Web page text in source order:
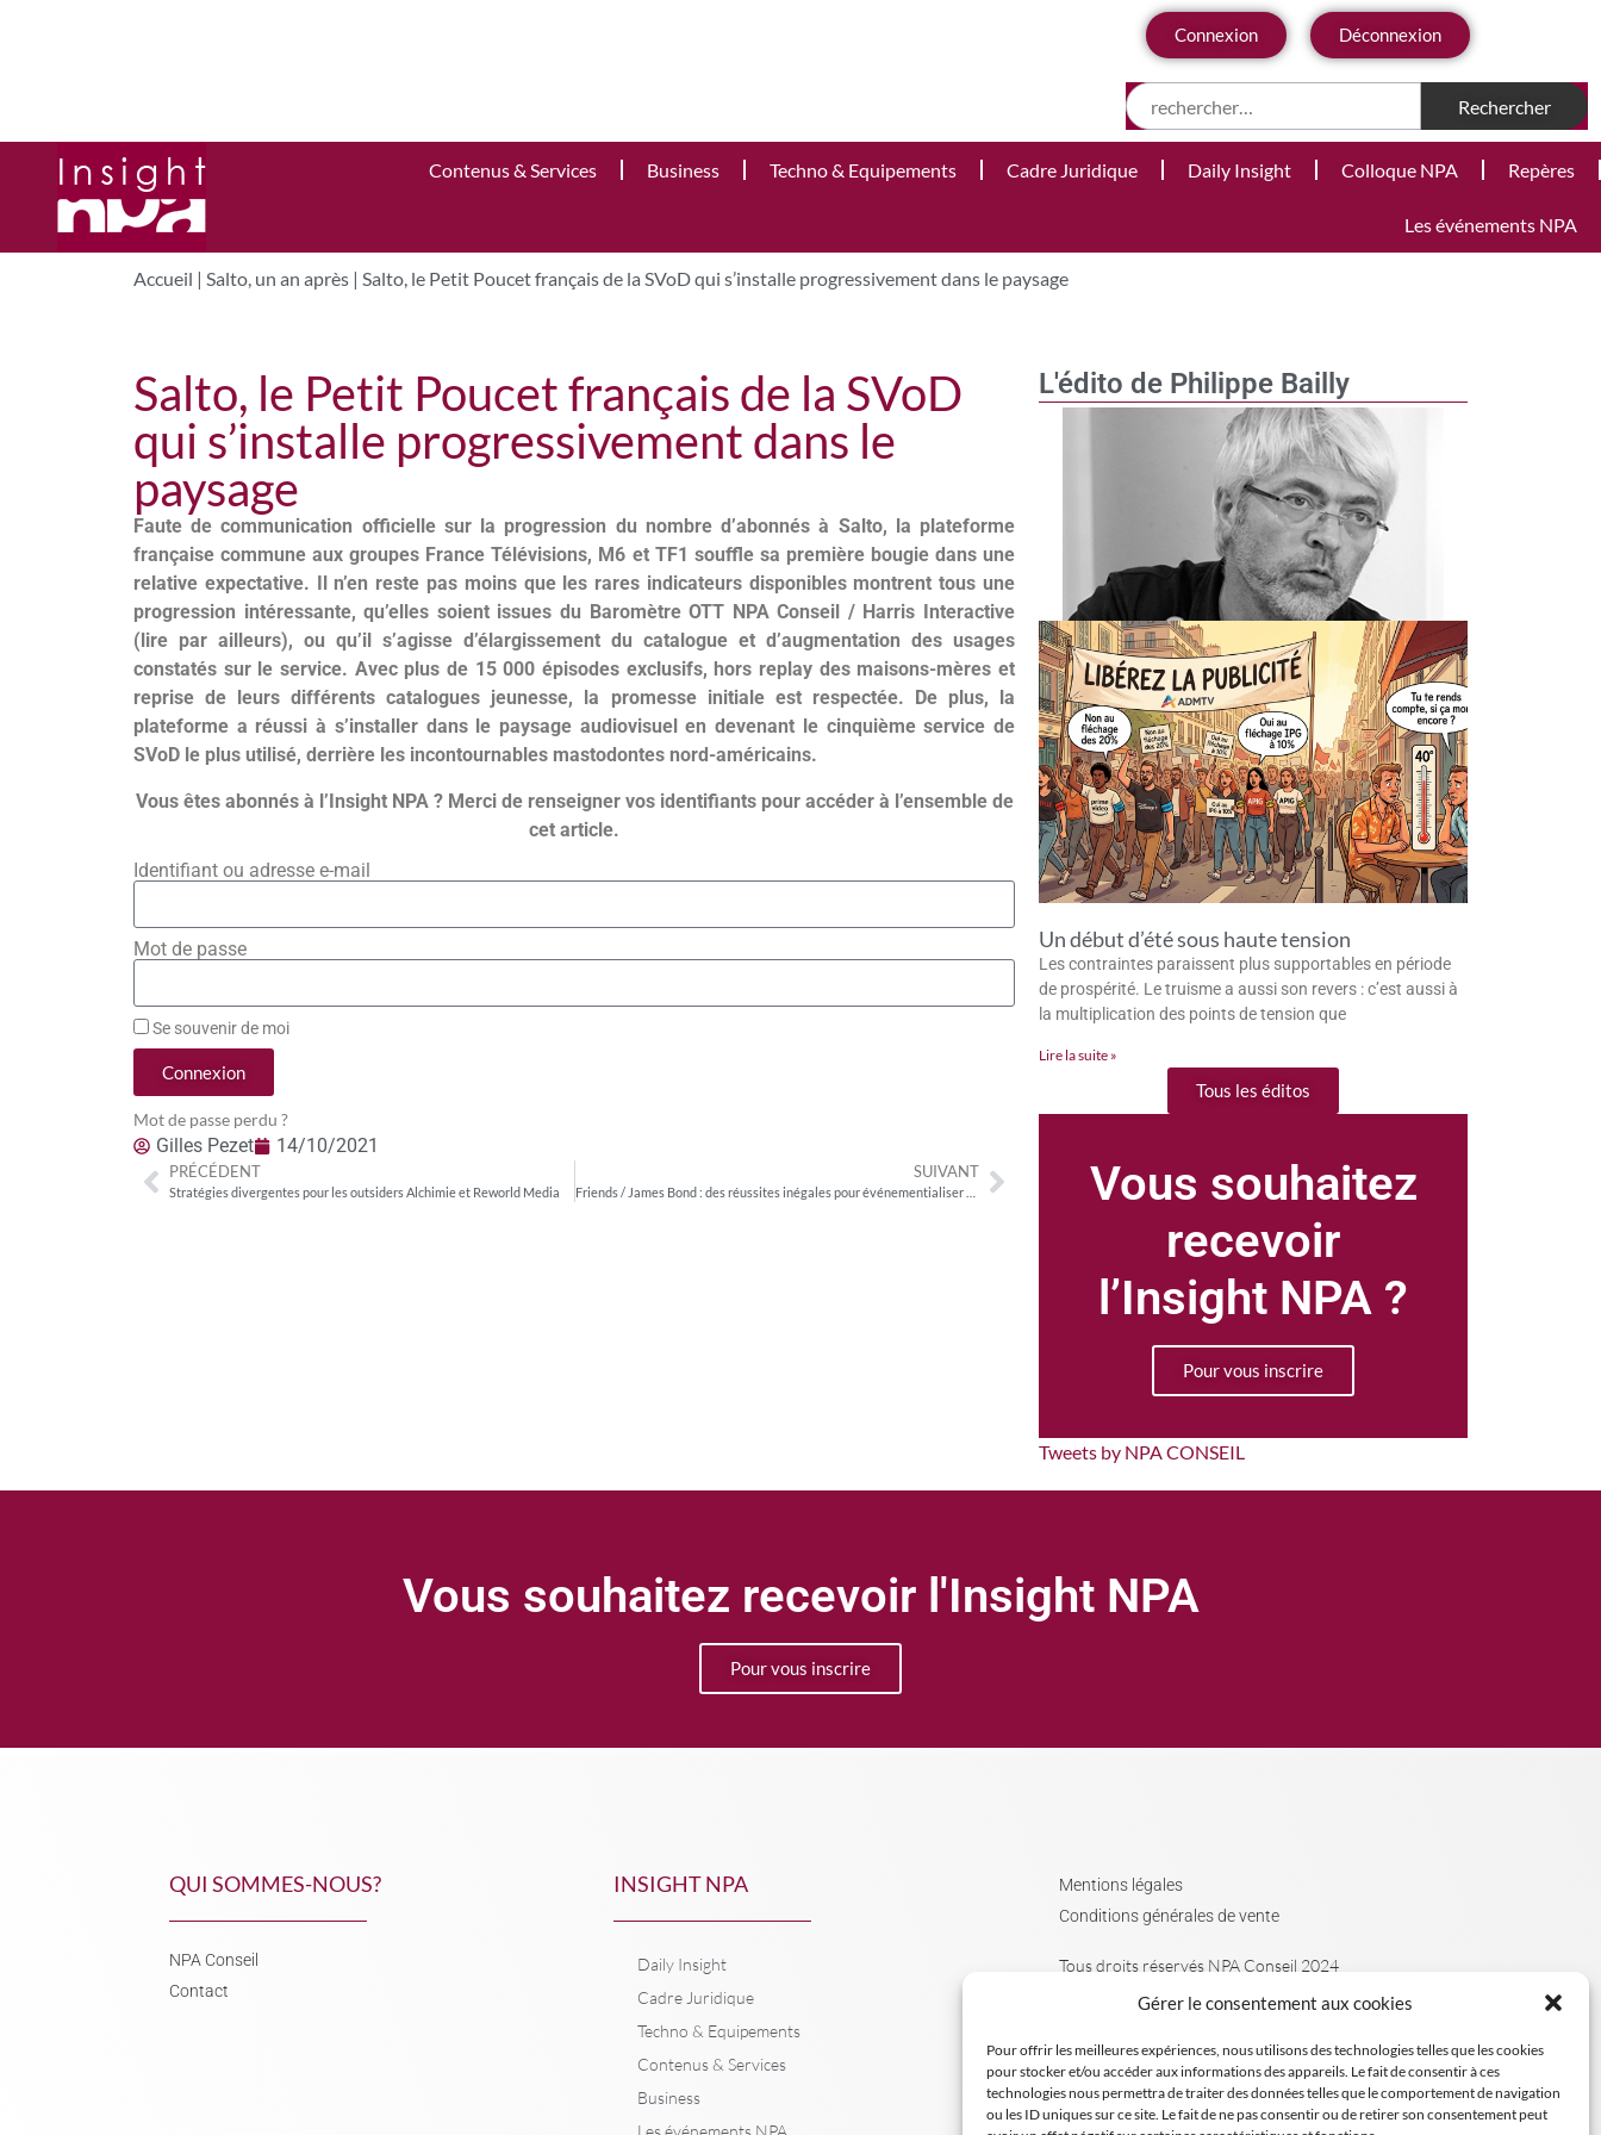
Gérer le consentement aux cookies
Pour offrir les meilleures expériences, nous utilisons des technologies telles que les cookies
pour stocker et/ou accéder aux informations des appareils. Le fait de consentir à ces
technologies nous permettra de traiter des données telles que le comportement de navigation
ou les ID uniques sur ce site. Le fait de ne pas consentir ou de retirer son consentement peut
Connexion Déconnexion
Contenus & Services Business Techno & Equipements Cadre Juridique Daily Insight Colloque NPA Repères
Les événements NPA
Accueil | Salto, un an après | Salto, le Petit Poucet français de la SVoD qui s’installe progressivement dans le paysage
L'édito de Philippe Bailly
Un début d’été sous haute tension
Les contraintes paraissent plus supportables en période
de prospérité. Le truisme a aussi son revers : c’est aussi à
la multiplication des points de tension que
Lire la suite »
Tous les éditos
Vous souhaitez
recevoir
l’Insight NPA ?
Pour vous inscrire
Tweets by NPA CONSEIL
Salto, le Petit Poucet français de la SVoD
qui s’installe progressivement dans le
paysage
Faute de communication officielle sur la progression du nombre d’abonnés à Salto, la plateforme
française commune aux groupes France Télévisions, M6 et TF1 souffle sa première bougie dans une
relative expectative. Il n’en reste pas moins que les rares indicateurs disponibles montrent tous une
progression intéressante, qu’elles soient issues du Baromètre OTT NPA Conseil / Harris Interactive
(lire par ailleurs), ou qu’il s’agisse d’élargissement du catalogue et d’augmentation des usages
constatés sur le service. Avec plus de 15 000 épisodes exclusifs, hors replay des maisons-mères et
reprise de leurs différents catalogues jeunesse, la promesse initiale est respectée. De plus, la
plateforme a réussi à s’installer dans le paysage audiovisuel en devenant le cinquième service de
SVoD le plus utilisé, derrière les incontournables mastodontes nord-américains.
Vous êtes abonnés à l’Insight NPA ? Merci de renseigner vos identifiants pour accéder à l’ensemble de
cet article.
Identifiant ou adresse e-mail
Mot de passe
Se souvenir de moi
Connexion
Mot de passe perdu ?
Gilles Pezet 14/10/2021
PRÉCÉDENT
Stratégies divergentes pour les outsiders Alchimie et Reworld Media
SUIVANT
Vous souhaitez recevoir l'Insight NPA
Pour vous inscrire
QUI SOMMES-NOUS?
NPA Conseil
Contact
INSIGHT NPA
Daily Insight
Cadre Juridique
Techno & Equipements
Contenus & Services
Business
Mentions légales
Conditions générales de vente
Tous droits réservés NPA Conseil 2024